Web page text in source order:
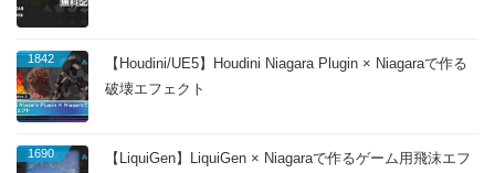
1842
【Houdini/UE5】Houdini Niagara Plugin × Niagaraで作る
破壊エフェクト
1690
【LiquiGen】LiquiGen × Niagaraで作るゲーム用飛沫エフ